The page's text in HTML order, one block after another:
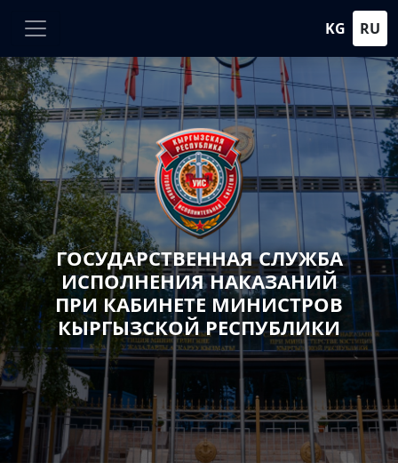
KG RU
ГОСУДАРСТВЕННАЯ СЛУЖБА
ИСПОЛНЕНИЯ НАКАЗАНИЙ
ПРИ КАБИНЕТЕ МИНИСТРОВ
КЫРГЫЗСКОЙ РЕСПУБЛИКИ